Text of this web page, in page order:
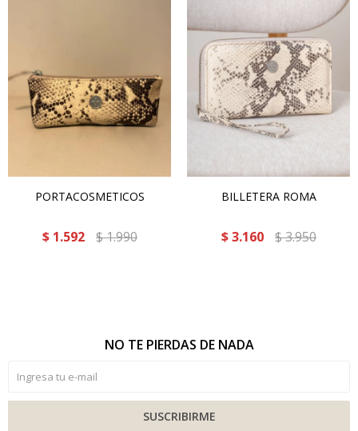
PORTACOSMETICOS
$ 1.592 $1.990
BILLETERA ROMA
$ 3.160 $3.950
NO TE PIERDAS DE NADA
SUSCRIBIRME